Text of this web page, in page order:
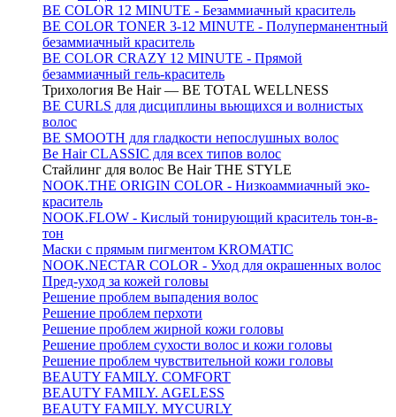
BE COLOR 12 MINUTE - Безаммиачный краситель
BE COLOR TONER 3-12 MINUTE - Полуперманентный
безаммиачный краситель
BE COLOR CRAZY 12 MINUTE - Прямой
безаммиачный гель-краситель
Трихология Be Hair — BE TOTAL WELLNESS
BE CURLS для дисциплины вьющихся и волнистых
волос
BE SMOOTH для гладкости непослушных волос
Be Hair CLASSIC для всех типов волос
Стайлинг для волос Be Hair THE STYLE
NOOK.THE ORIGIN COLOR - Низкоаммиачный эко-
краситель
NOOK.FLOW - Кислый тонирующий краситель тон-в-
тон
Маски с прямым пигментом KROMATIC
NOOK.NECTAR COLOR - Уход для окрашенных волос
Пред-уход за кожей головы
Решение проблем выпадения волос
Решение проблем перхоти
Решение проблем жирной кожи головы
Решение проблем сухости волос и кожи головы
Решение проблем чувствительной кожи головы
BEAUTY FAMILY. COMFORT
BEAUTY FAMILY. AGELESS
BEAUTY FAMILY. MYCURLY